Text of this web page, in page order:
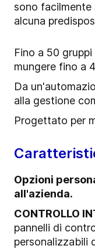
sono facilmente
alcuna
Fino a 50
mungere fino a
Da
alla gestione
Progettato per
Opzioni
all'azienda.
CONTROLLO
pannelli di
personalizzabili